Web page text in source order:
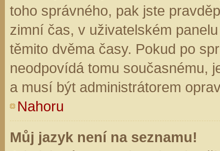
toho správného, pak jste
zimní čas, v uživatelském
těmito dvěma časy. Pokud po
neodpovídá tomu současnému,
a musí být administrátorem
Nahoru
Můj jazyk není na seznamu!